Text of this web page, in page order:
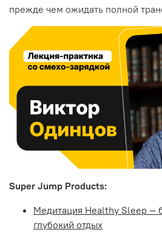
прежде чем ожидать полной
Super Jump Products:
Медитация Healthy Sleep —
глубокий отдых